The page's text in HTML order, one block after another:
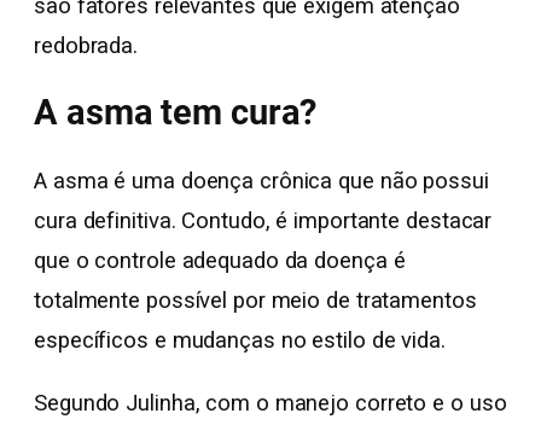
são fatores relevantes que exigem atenção
redobrada.
A asma tem cura?
A asma é uma doença crônica que não possui
cura definitiva. Contudo, é importante destacar
que o controle adequado da doença é
totalmente possível por meio de tratamentos
específicos e mudanças no estilo de vida.
Segundo Julinha, com o manejo correto e o uso